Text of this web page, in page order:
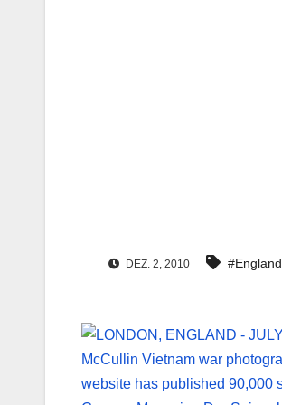
DEZ. 2, 2010 #England